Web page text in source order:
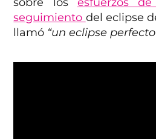
seguimiento del eclipse
llamó “un eclipse